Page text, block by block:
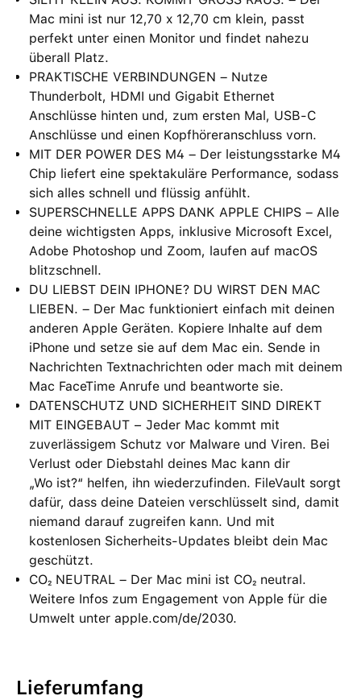
Mac mini ist nur 12,70 x 12,70 cm klein, passt
perfekt unter einen Monitor und findet nahezu
überall Platz.
PRAKTISCHE VERBINDUNGEN – Nutze
Thunderbolt, HDMI und Gigabit Ethernet
Anschlüsse hinten und, zum ersten Mal, USB‑C
Anschlüsse und einen Kopfhöreranschluss vorn.
MIT DER POWER DES M4 – Der leistungsstarke M4
Chip liefert eine spektakuläre Performance, sodass
sich alles schnell und flüssig anfühlt.
SUPERSCHNELLE APPS DANK APPLE CHIPS – Alle
deine wichtigsten Apps, inklusive Microsoft Excel,
Adobe Photoshop und Zoom, laufen auf macOS
blitzschnell.
DU LIEBST DEIN IPHONE? DU WIRST DEN MAC
LIEBEN. – Der Mac funktioniert einfach mit deinen
anderen Apple Geräten. Kopiere Inhalte auf dem
iPhone und setze sie auf dem Mac ein. Sende in
Nachrichten Textnachrichten oder mach mit deinem
Mac FaceTime Anrufe und beantworte sie.
DATENSCHUTZ UND SICHERHEIT SIND DIREKT
MIT EINGEBAUT − Jeder Mac kommt mit
zuverlässigem Schutz vor Malware und Viren. Bei
Verlust oder Diebstahl deines Mac kann dir
„Wo ist?“ helfen, ihn wiederzufinden. FileVault sorgt
dafür, dass deine Dateien verschlüsselt sind, damit
niemand darauf zugreifen kann. Und mit
kostenlosen Sicherheits-Updates bleibt dein Mac
geschützt.
CO₂ NEUTRAL – Der Mac mini ist CO₂ neutral.
Weitere Infos zum Engagement von Apple für die
Umwelt unter apple.com/de/2030.
Lieferumfang